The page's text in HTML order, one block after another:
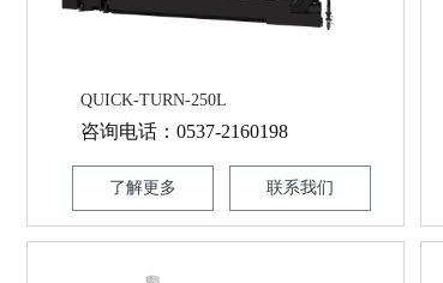
QUICK-TURN-250L
咨询电话：0537-2160198
了解更多 联系我们